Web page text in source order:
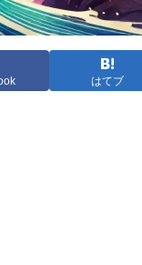
はてブ